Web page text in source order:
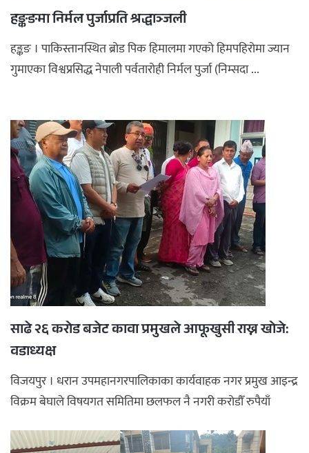
अपराध
छापा समाचार
छापा संस्करण अर्थ बिचार सम्पादकीय
विशेष
अन्तर्राष्ट्रिय / प्रवास
अन्तरवार्ता संस्कृति साहित्य
ब्लग/रिभ्यु
राशिफल
हङ्कङमा निर्मल पुर्जाप्रति श्रद्धाञ्जली
हङ्कङ । पाकिस्तानस्थित ब्रोड पिक हिमालमा गएको हिमपहिरोमा ज्यान
गुमाएका विश्वप्रसिद्ध नेपाली पर्वतारोही निर्मल पुर्जा (निम्सदा ...
साढे २६ करोड बजेट कावा प्रमुखले आफूखुसी राख्न खोजे:
वडाध्यक्ष
विजयपुर । धरान उपमहानगरपालिकाका कार्यवाहक नगर प्रमुख आइन्द्र
विक्रम बेघाले विषयगत समितिमा छलफल नै नगरी करोडौँ रुपैयाँ